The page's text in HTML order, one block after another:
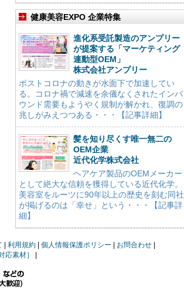
健康美容EXPO 企業特集
進化系受託製造のアンプリー
が提案する「マーケティング
連動型OEM」
株式会社アンプリー
ポストコロナの動きが水面下で加速してい
る。コロナ禍で減速を余儀なくされたインバ
ウンド需要もようやく規制が解かれ、復調の
兆しがみえつつある・・・【記事詳細】
髪を知り尽くす唯一無二の
OEM企業
近代化学株式会社
ヘアケア製品のOEMメーカー
として絶大な信頼を獲得している近代化学。
美容室をルーツに90年以上の歴史を刻む同社
が掲げるのは「幸せ」という・・・【記事詳
細】
利用規約 個人情報保護ポリシー
お問合わせ
応素材］